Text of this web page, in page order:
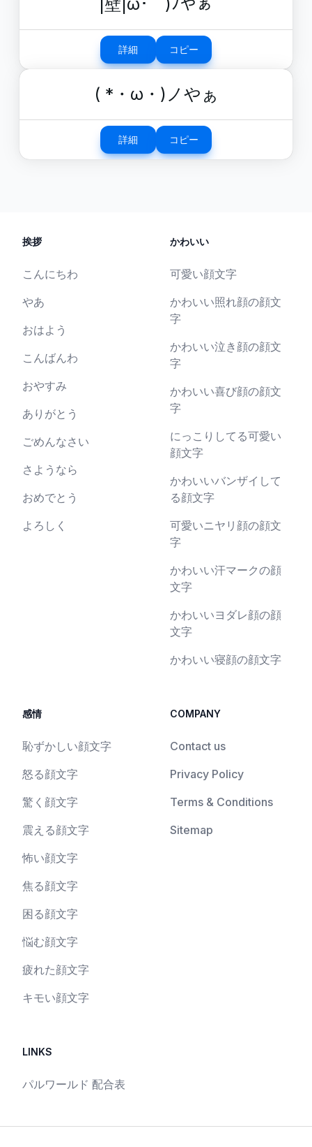
詳細 コピー
( *・ω・)ノやぁ
詳細 コピー
挨拶
こんにちわ
やあ
おはよう
こんばんわ
おやすみ
ありがとう
ごめんなさい
さようなら
おめでとう
よろしく
かわいい
可愛い顔文字
かわいい照れ顔の顔文
字
かわいい泣き顔の顔文
字
かわいい喜び顔の顔文
字
にっこりしてる可愛い
顔文字
かわいいバンザイして
る顔文字
可愛いニヤリ顔の顔文
字
かわいい汗マークの顔
文字
かわいいヨダレ顔の顔
文字
かわいい寝顔の顔文字
感情
恥ずかしい顔文字
怒る顔文字
驚く顔文字
震える顔文字
怖い顔文字
焦る顔文字
困る顔文字
悩む顔文字
疲れた顔文字
キモい顔文字
COMPANY
Contact us
Privacy Policy
Terms & Conditions
Sitemap
LINKS
パルワールド 配合表